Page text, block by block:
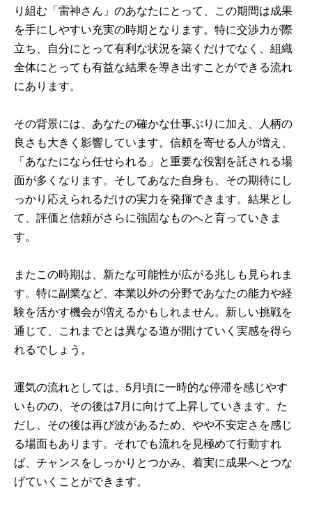
り組む「雷神さん」のあなたにとって、この期間は成果
を手にしやすい充実の時期となります。特に交渉力が際
立ち、自分にとって有利な状況を築くだけでなく、組織
全体にとっても有益な結果を導き出すことができる流れ
にあります。
その背景には、あなたの確かな仕事ぶりに加え、人柄の
良さも大きく影響しています。信頼を寄せる人が増え、
「あなたになら任せられる」と重要な役割を託される場
面が多くなります。そしてあなた自身も、その期待にし
っかり応えられるだけの実力を発揮できます。結果とし
て、評価と信頼がさらに強固なものへと育っていきま
す。
またこの時期は、新たな可能性が広がる兆しも見られま
す。特に副業など、本業以外の分野であなたの能力や経
験を活かす機会が増えるかもしれません。新しい挑戦を
通じて、これまでとは異なる道が開けていく実感を得ら
れるでしょう。
運気の流れとしては、5月頃に一時的な停滞を感じやす
いものの、その後は7月に向けて上昇していきます。た
だし、その後は再び波があるため、やや不安定さを感じ
る場面もあります。それでも流れを見極めて行動すれ
ば、チャンスをしっかりとつかみ、着実に成果へとつな
げていくことができます。